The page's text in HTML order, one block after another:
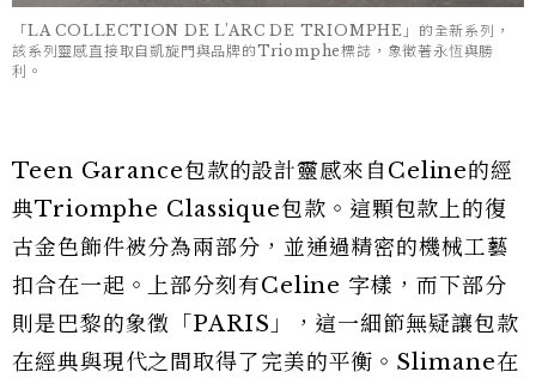
「LA COLLECTION DE L’ARC DE TRIOMPHE」的全新系列，
該系列靈感直接取自凱旋門與品牌的Triomphe標誌，象徵著永恆與勝
利。
Teen Garance包款的設計靈感來自Celine的經
典Triomphe Classique包款。這顆包款上的復
古金色飾件被分為兩部分，並通過精密的機械工藝
扣合在一起。上部分刻有Celine 字樣，而下部分
則是巴黎的象徵「PARIS」，這一細節無疑讓包款
在經典與現代之間取得了完美的平衡。Slimane在